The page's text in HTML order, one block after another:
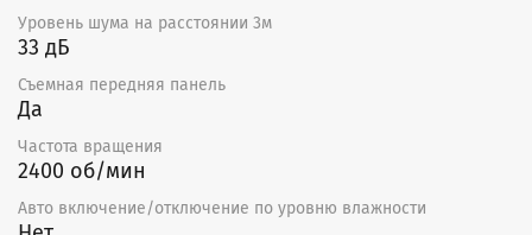
Уровень шума на расстоянии 3м
33 дБ
Съемная передняя панель
Да
Частота вращения
2400 об/мин
Авто включение/отключение по уровню влажности